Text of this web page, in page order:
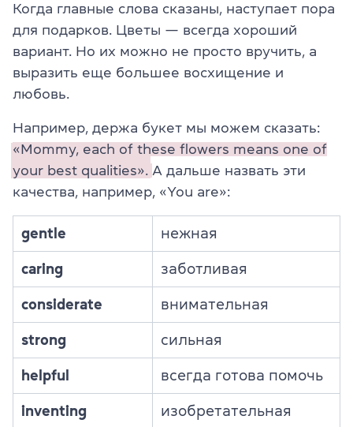
Когда главные слова сказаны, наступает пора
для подарков. Цветы — всегда хороший
вариант. Но их можно не просто вручить, а
выразить еще большее восхищение и
любовь.
Например, держа букет мы можем сказать:
«Mommy, each of these flowers means one of
your best qualities». А дальше назвать эти
качества, например, «You are»:
gentle нежная
caring заботливая
considerate внимательная
strong сильная
helpful всегда готова помочь
inventing изобретательная